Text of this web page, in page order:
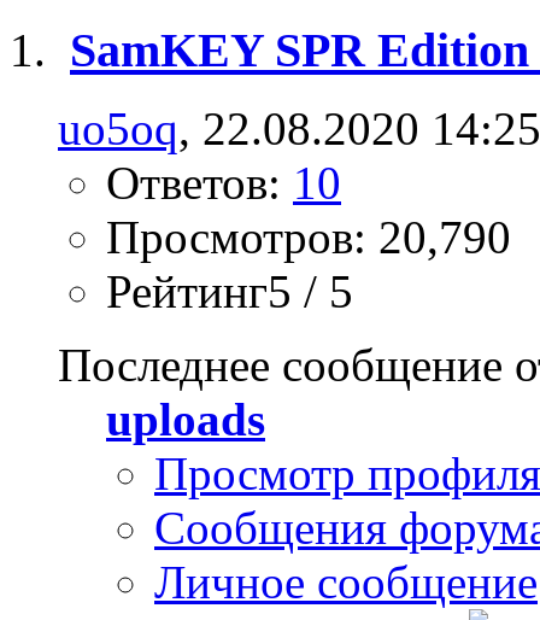
SamKEY SPR
uo5oq, 22.08.2020 14:25
Ответов: 10
Просмотров: 20,790
Рейтинг5 / 5
Последнее сообщение
uploads
Просмотр профиля
Сообщения
Личное сообщение